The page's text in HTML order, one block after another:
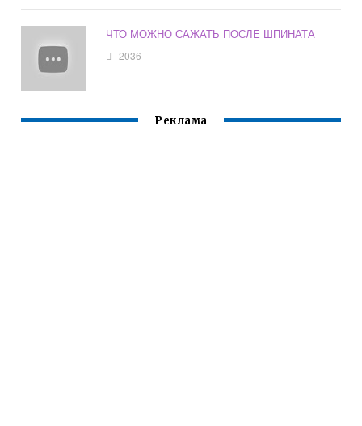
ЧТО МОЖНО САЖАТЬ ПОСЛЕ ШПИНАТА
2036
Реклама